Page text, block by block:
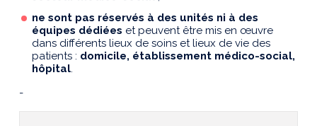
ne sont pas réservés à des unités ni à des
équipes dédiées et peuvent être mis en œuvre
dans différents lieux de soins et lieux de vie des
patients : domicile, établissement médico-social,
hôpital.
-